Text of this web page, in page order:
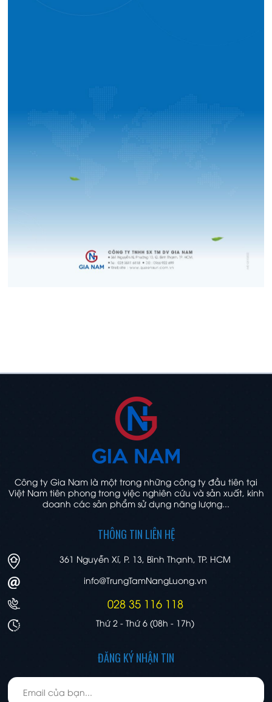
Công ty Gia Nam là một trong những công ty đầu tiên tại
Việt Nam tiên phong trong việc nghiên cứu và sản xuất, kinh
doanh các sản phẩm sử dụng năng lượng...
THÔNG TIN LIÊN HỆ
361 Nguyễn Xí, P. 13, Bình Thạnh, TP. HCM
info@TrungTamNangLuong.vn
028 35 116 118
Thứ 2 - Thứ 6 (08h - 17h)
ĐĂNG KÝ NHẬN TIN